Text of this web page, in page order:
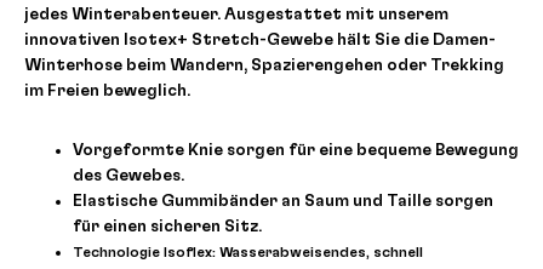
jedes Winterabenteuer. Ausgestattet mit unserem
innovativen Isotex+ Stretch-Gewebe hält Sie die Damen-
Winterhose beim Wandern, Spazierengehen oder Trekking
im Freien beweglich.
Vorgeformte Knie sorgen für eine bequeme Bewegung
des Gewebes.
Elastische Gummibänder an Saum und Taille sorgen
für einen sicheren Sitz.
Technologie Isoflex: Wasserabweisendes, schnell